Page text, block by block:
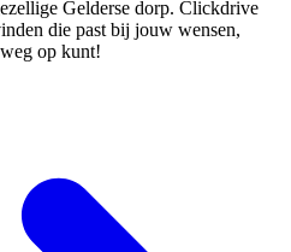
Gelderse dorp. Clickdrive
die past bij jouw wensen,
op kunt!